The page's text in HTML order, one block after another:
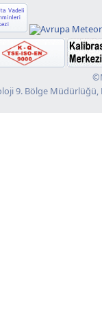
9. Bölge Müdürlüğü,